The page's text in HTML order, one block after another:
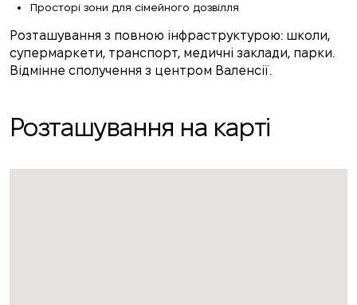
Просторі зони для сімейного дозвілля
Розташування з повною інфраструктурою: школи,
супермаркети, транспорт, медичні заклади, парки.
Відмінне сполучення з центром Валенсії.
Розташування на карті